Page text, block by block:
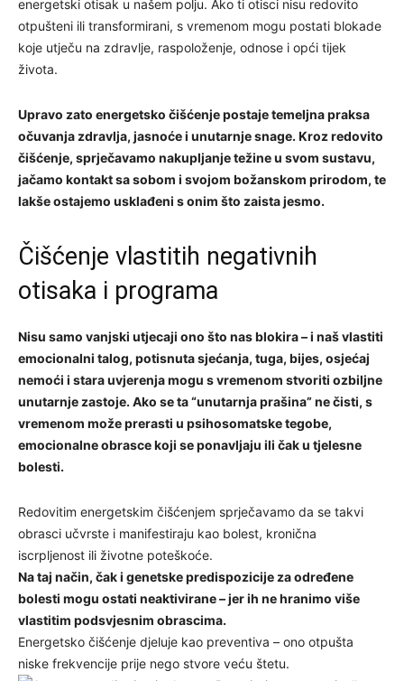
energetski otisak u našem polju. Ako ti otisci nisu redovito
otpušteni ili transformirani, s vremenom mogu postati blokade
koje utječu na zdravlje, raspoloženje, odnose i opći tijek
života.
Upravo zato energetsko čišćenje postaje temeljna praksa
očuvanja zdravlja, jasnoće i unutarnje snage. Kroz redovito
čišćenje, sprječavamo nakupljanje težine u svom sustavu,
jačamo kontakt sa sobom i svojom božanskom prirodom, te
lakše ostajemo usklađeni s onim što zaista jesmo.
Čišćenje vlastitih negativnih
otisaka i programa
Nisu samo vanjski utjecaji ono što nas blokira – i naš vlastiti
emocionalni talog, potisnuta sjećanja, tuga, bijes, osjećaj
nemoći i stara uvjerenja mogu s vremenom stvoriti ozbiljne
unutarnje zastoje. Ako se ta “unutarnja prašina” ne čisti, s
vremenom može prerasti u psihosomatske tegobe,
emocionalne obrasce koji se ponavljaju ili čak u tjelesne
bolesti.
Redovitim energetskim čišćenjem sprječavamo da se takvi
obrasci učvrste i manifestiraju kao bolest, kronična
iscrpljenost ili životne poteškoće.
Na taj način, čak i genetske predispozicije za određene
bolesti mogu ostati neaktivirane – jer ih ne hranimo više
vlastitim podsvjesnim obrascima.
Energetsko čišćenje djeluje kao preventiva – ono otpušta
niske frekvencije prije nego stvore veću štetu.